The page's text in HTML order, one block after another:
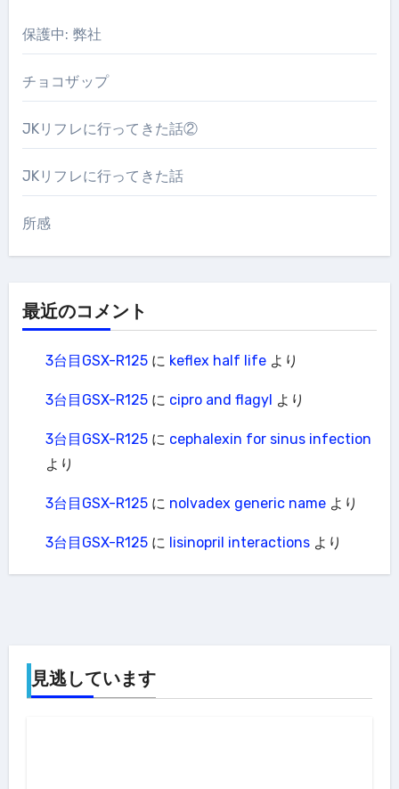
保護中: 弊社
チョコザップ
JKリフレに行ってきた話②
JKリフレに行ってきた話
所感
最近のコメント
3台目GSX-R125に keflex half lifeより
3台目GSX-R125に cipro and flagyl より
3台目GSX-R125に cephalexin for sinus infection
より
3台目GSX-R125に nolvadex generic nameより
3台目GSX-R125に lisinopril interactionsより
見逃しています